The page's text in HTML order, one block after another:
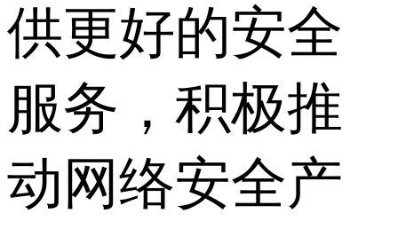
供更好的安全
服务，积极推
动网络安全产